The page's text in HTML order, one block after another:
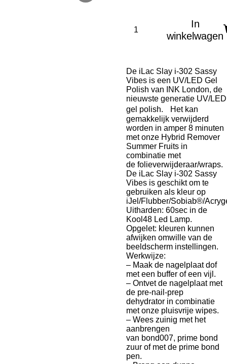
In
winkelwagen
De iLac Slay i-302 Sassy
Vibes is een UV/LED Gel
Polish van INK London, de
nieuwste generatie UV/LED
gel polish. Het kan
gemakkelijk verwijderd
worden in amper 8 minuten
met onze Hybrid Remover
Summer Fruits in
combinatie met
de folieverwijderaar/wraps.
De iLac Slay i-302 Sassy
Vibes is geschikt om te
gebruiken als kleur op
iJel/Flubber/Sobiab®/
Uitharden: 60sec in de
Kool48 Led Lamp.
Opgelet: kleuren kunnen
afwijken omwille van de
beeldscherm instellingen.
Werkwijze:
– Maak de nagelplaat dof
met een buffer of een vijl.
– Ontvet de nagelplaat met
de pre-nail-prep
dehydrator in combinatie
met onze pluisvrije wipes.
– Wees zuinig met het
aanbrengen
van bond007, prime bond
zuur of met de prime bond
pen.